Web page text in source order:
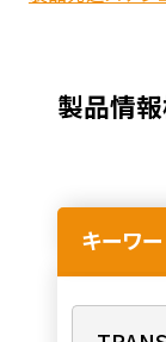
製品情
キーワ